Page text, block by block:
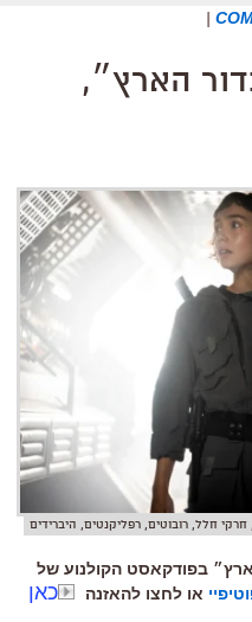
|
הארץ״,
חלל, רובוטים, רפליקנטים, היברידים
בפודקאסט הקולנוע של
או לחצו להאזנה כאן